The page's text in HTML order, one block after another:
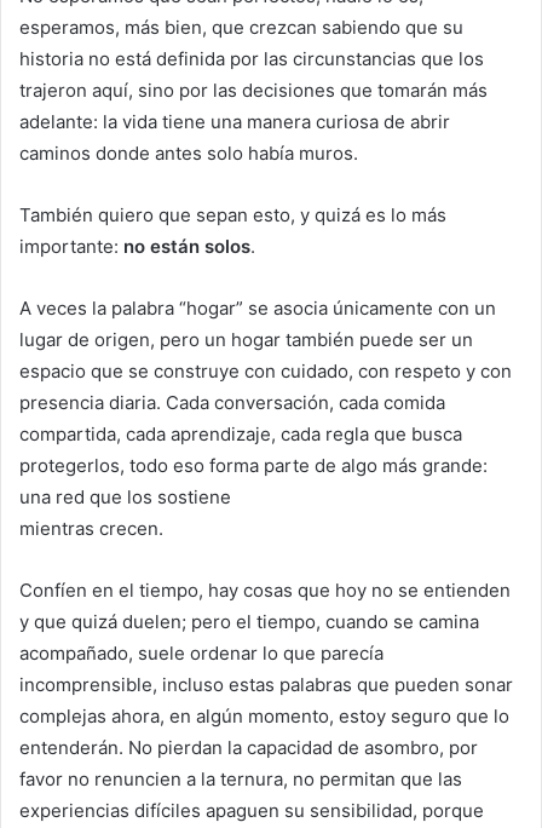
esperamos, más bien, que crezcan sabiendo que su
historia no está definida por las circunstancias que los
trajeron aquí, sino por las decisiones que tomarán más
adelante: la vida tiene una manera curiosa de abrir
caminos donde antes solo había muros.
También quiero que sepan esto, y quizá es lo más
importante: no están solos.
A veces la palabra “hogar” se asocia únicamente con un
lugar de origen, pero un hogar también puede ser un
espacio que se construye con cuidado, con respeto y con
presencia diaria. Cada conversación, cada comida
compartida, cada aprendizaje, cada regla que busca
protegerlos, todo eso forma parte de algo más grande:
una red que los sostiene
mientras crecen.
Confíen en el tiempo, hay cosas que hoy no se entienden
y que quizá duelen; pero el tiempo, cuando se camina
acompañado, suele ordenar lo que parecía
incomprensible, incluso estas palabras que pueden sonar
complejas ahora, en algún momento, estoy seguro que lo
entenderán. No pierdan la capacidad de asombro, por
favor no renuncien a la ternura, no permitan que las
experiencias difíciles apaguen su sensibilidad, porque